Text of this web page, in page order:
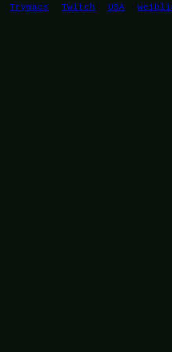
Trymacs Twitch USA